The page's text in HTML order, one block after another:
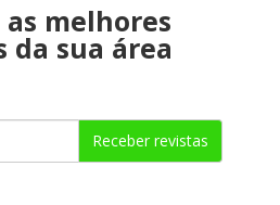
as melhores
da sua área
Receber revistas